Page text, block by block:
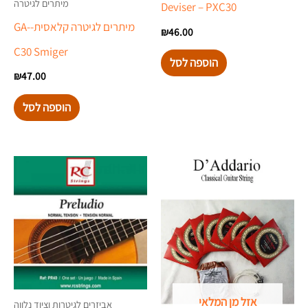
Deviser – PXC30
₪46.00
הוספה לסל
מיתרים לגיטרה
מיתרים לגיטרה קלאסית-GA-
C30 Smiger
₪47.00
הוספה לסל
אזל מן המלאי אביזרים לגיטרות וציוד נלווה